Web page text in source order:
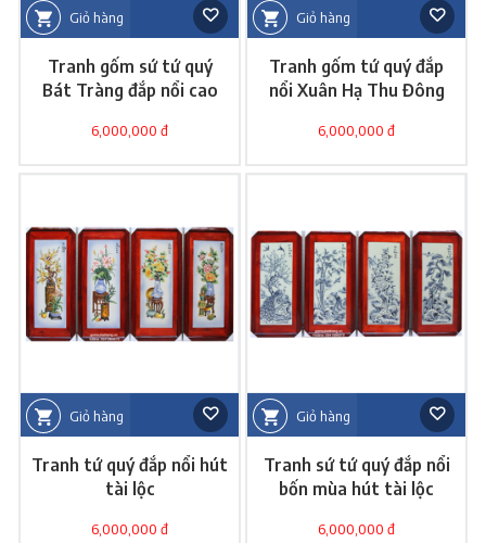
Giỏ hàng
Tranh gốm sứ tứ quý
Bát Tràng đắp nổi cao
6,000,000 đ
Giỏ hàng
Tranh gốm tứ quý đắp
nổi Xuân Hạ Thu Đông
6,000,000 đ
Giỏ hàng
Tranh tứ quý đắp nổi hút
tài lộc
6,000,000 đ
Giỏ hàng
Tranh sứ tứ quý đắp nổi
bốn mùa hút tài lộc
6,000,000 đ